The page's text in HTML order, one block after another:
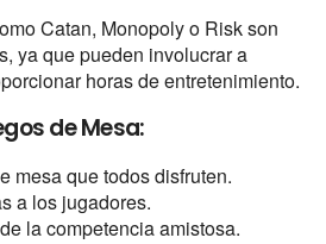
Catan, Monopoly o Risk son
ya que pueden involucrar a
horas de entretenimiento.
de Mesa:
mesa que todos disfruten.
a los jugadores.
la competencia amistosa.